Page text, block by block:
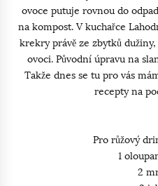
ovoce putuje rovnou do
na kompost. V kuchařce
krekry právě ze zbytků
ovoci. Původní úpravu na
Takže dnes se tu pro vás
recepty na
Pro růžový
1
2